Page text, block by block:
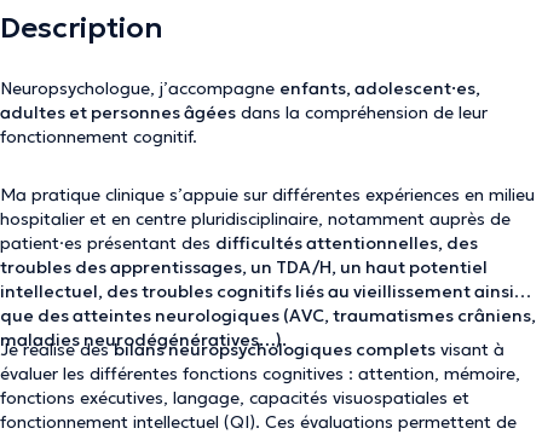
Description
Neuropsychologue, j’accompagne enfants, adolescent·es,
adultes et personnes âgées dans la compréhension de leur
fonctionnement cognitif.
Ma pratique clinique s’appuie sur différentes expériences en milieu
hospitalier et en centre pluridisciplinaire, notamment auprès de
patient·es présentant des difficultés attentionnelles, des
troubles des apprentissages, un TDA/H, un haut potentiel
intellectuel, des troubles cognitifs liés au vieillissement ainsi
que des atteintes neurologiques (AVC, traumatismes crâniens,
maladies neurodégénératives…).
Je réalise desbilans neuropsychologiques complets visant à
évaluer les différentes fonctions cognitives : attention, mémoire,
fonctions exécutives, langage, capacités visuospatiales et
fonctionnement intellectuel (QI). Ces évaluations permettent de